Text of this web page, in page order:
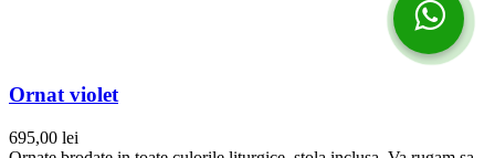
Ornat violet
695,00 lei